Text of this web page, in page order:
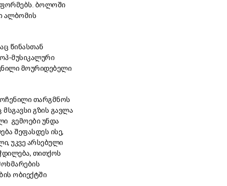
ბოლოში
ალბომის
წინასთან
მუსიკალური
მოურიდებელი
თარგმნოს
გზის გავლა
გემოები უნდა
შეფასდეს ისე,
უკვე არსებული
თითქოს
ობიექტში